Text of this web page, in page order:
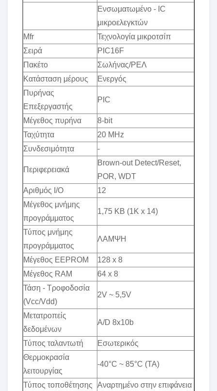
Ενσωματωμένο - IC
μικροελεγκτών
Mfr
Τεχνολογία μικροτσίπ
Σειρά
PIC16F
Πακέτο
Σωλήνας/ΡΕΛ
Κατάσταση μέρους
Ενεργός
Πυρήνας
Επεξεργαστής
PIC
Μέγεθος πυρήνα
8-bit
Ταχύτητα
20 MHz
Συνδεσιμότητα
-
Περιφερειακά
Brown-out Detect/Reset,
POR, WDT
Αριθμός I/O
12
Μέγεθος μνήμης
προγράμματος
1,75 KB (1K x 14)
Τύπος μνήμης
προγράμματος
ΛΑΜΨΗ
Μέγεθος EEPROM
128 x 8
Μέγεθος RAM
64 x 8
Τάση - Τροφοδοσία
(Vcc/Vdd)
2V ~ 5,5V
Μετατροπείς
δεδομένων
A/D 8x10b
Τύπος ταλαντωτή
Εσωτερικός
Θερμοκρασία
λειτουργίας
-40°C ~ 85°C (TA)
Τύπος τοποθέτησης Αναρτημένο στην επιφάνεια